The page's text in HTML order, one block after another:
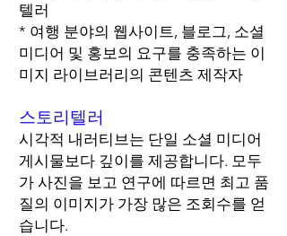
텔러
* 여행 분야의 웹사이트, 블로그, 소셜
미디어 및 홍보의 요구를 충족하는 이
미지 라이브러리의 콘텐츠 제작자
스토리텔러
시각적 내러티브는 단일 소셜 미디어
게시물보다 깊이를 제공합니다. 모두
가 사진을 보고 연구에 따르면 최고 품
질의 이미지가 가장 많은 조회수를 얻
습니다.